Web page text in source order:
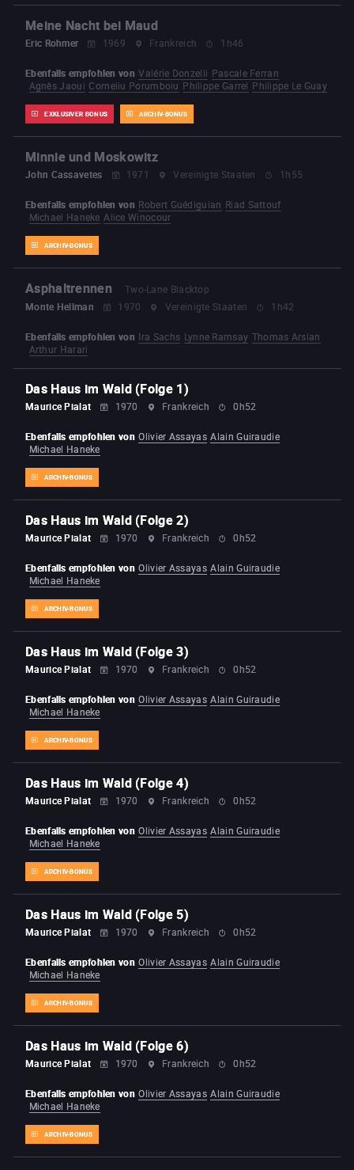
Meine Nacht bei Maud
Eric Rohmer 1969 Frankreich 1h46
EXKLUSIVER BONUS ARCHIV-BONUS
Ebenfalls empfohlen von Valérie Donzelli Pascale Ferran
Agnès Jaoui Corneliu Porumboiu Philippe Garrel Philippe Le Guay
Minnie und Moskowitz
John Cassavetes 1971 Vereinigte Staaten 1h55
ARCHIV-BONUS
Ebenfalls empfohlen von Robert Guédiguian Riad Sattouf
Michael Haneke Alice Winocour
Asphaltrennen
Two-Lane Blacktop
Monte Hellman
1970 Vereinigte Staaten 1h42
Ebenfalls empfohlen von Ira Sachs Lynne Ramsay Thomas Arslan
Arthur Harari
Das Haus im Wald (Folge 1)
Maurice Pialat 1970 Frankreich 0h52
ARCHIV-BONUS
Ebenfalls empfohlen von Olivier Assayas Alain Guiraudie
Michael Haneke
Das Haus im Wald (Folge 2)
Maurice Pialat 1970 Frankreich 0h52
ARCHIV-BONUS
Ebenfalls empfohlen von Olivier Assayas Alain Guiraudie
Michael Haneke
Das Haus im Wald (Folge 3)
Maurice Pialat 1970 Frankreich 0h52
ARCHIV-BONUS
Ebenfalls empfohlen von Olivier Assayas Alain Guiraudie
Michael Haneke
Das Haus im Wald (Folge 4)
Maurice Pialat 1970 Frankreich 0h52
ARCHIV-BONUS
Ebenfalls empfohlen von Olivier Assayas Alain Guiraudie
Michael Haneke
Das Haus im Wald (Folge 5)
Maurice Pialat 1970 Frankreich 0h52
ARCHIV-BONUS
Ebenfalls empfohlen von Olivier Assayas Alain Guiraudie
Michael Haneke
Das Haus im Wald (Folge 6)
Maurice Pialat 1970 Frankreich 0h52
ARCHIV-BONUS
Ebenfalls empfohlen von Olivier Assayas Alain Guiraudie
Michael Haneke